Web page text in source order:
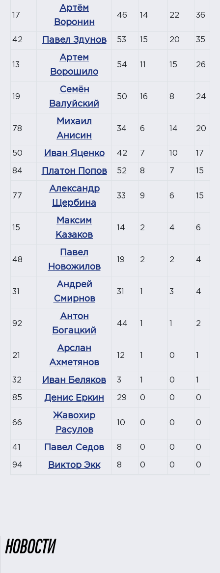
17
Артём
Воронин
46 14 22 36
42 Павел Здунов 53 15 20 35
13
Артем
Ворошило
54 15 26
19
Семён
Валуйский
50 16 8 24
78
Михаил
Анисин
34 6 14 20
50 Иван Яценко 42 7 10 17
84 Платон Попов 52 8 7 15
77
Александр
Щербина
33 9 6 15
15
Максим
Казаков
14 2 4 6
48
Павел
Новожилов
19 2 2 4
31
Андрей
Смирнов
31 3 4
92
Антон
Богацкий
44 2
21
Арслан
Ахметянов
12 0
32 Иван Беляков 3 0
85 Денис Еркин 29 0 0 0
66
Жавохир
Расулов
10 0 0 0
41 Павел Седов 8 0 0 0
94 Виктор Экк 8 0 0 0
НОВОСТИ